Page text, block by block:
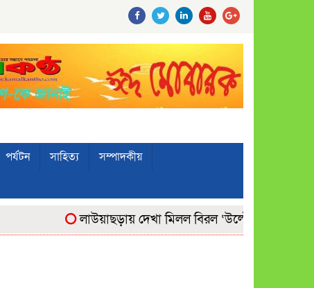
পর্যটন সাহিত্য
সম্পাদকীয়
লাউয়াছড়ায় দেখা মিলল বিরল ‘উল্টোলেজি’ বানরের